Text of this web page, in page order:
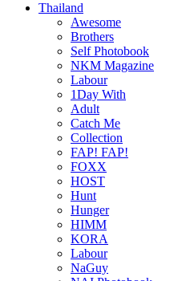
Thailand
Awesome
Brothers
Self Photobook
NKM Magazine
Labour
1Day With
Adult
Catch Me
Collection
FAP! FAP!
FOXX
HOST
Hunt
Hunger
HIMM
KORA
Labour
NaGuy